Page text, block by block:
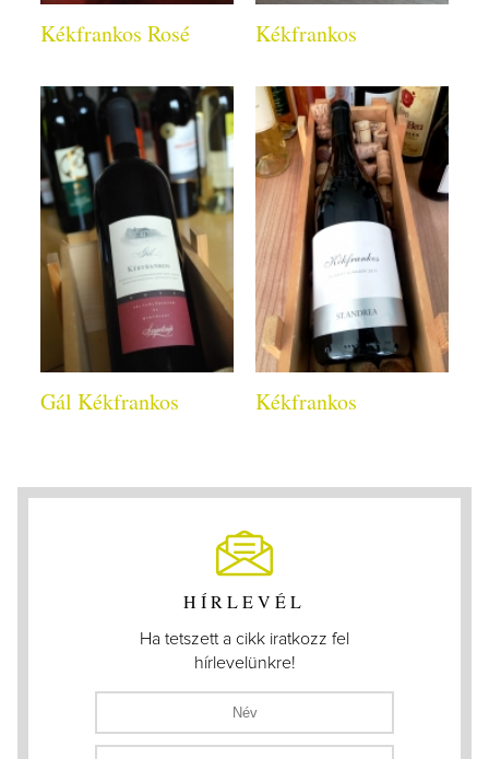
Kékfrankos Rosé Kékfrankos
Gál Kékfrankos Kékfrankos
HÍRLEVÉL
Ha tetszett a cikk iratkozz fel
hírlevelünkre!